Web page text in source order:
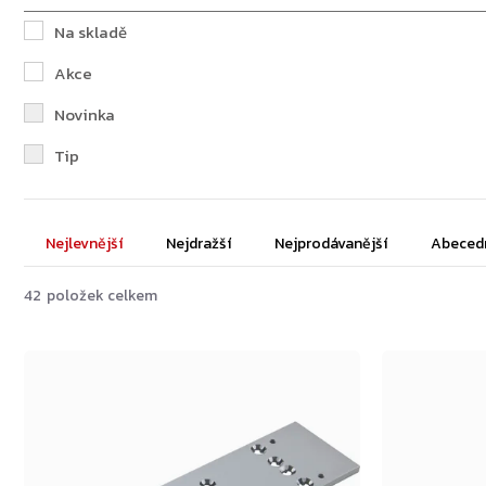
Na skladě
Akce
Novinka
Tip
Řazení
produktů
Nejlevnější Nejdražší Nejprodávanější
42 položek celkem